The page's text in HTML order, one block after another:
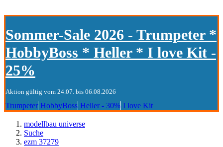
Sommer-Sale 2026 - Trumpeter *
HobbyBoss * Heller * I love Kit -
25%
Aktion gültig vom 24.07. bis 06.08.2026
Trumpeter HobbyBoss Heller - 30% I love Kit
modellbau universe
Suche
ezm 37279